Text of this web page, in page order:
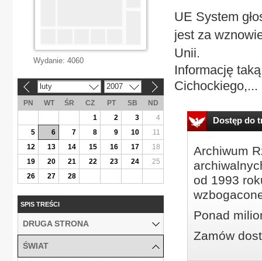
UE System
jest za
Unii.
Informację
Cichockiego,...
Dostęp do
Archiwum
od 1993
Ponad
Zamów
Wydanie: 4060
luty 2007
PN WT ŚR CZ PT SB
ND
1
2 3
4
5
6 7 8 9 10
11
12
13 14 15 16 17
18
19
20 21 22 23 24
25
26
27 28
SPIS TREŚCI
DRUGA STRONA
ŚWIAT